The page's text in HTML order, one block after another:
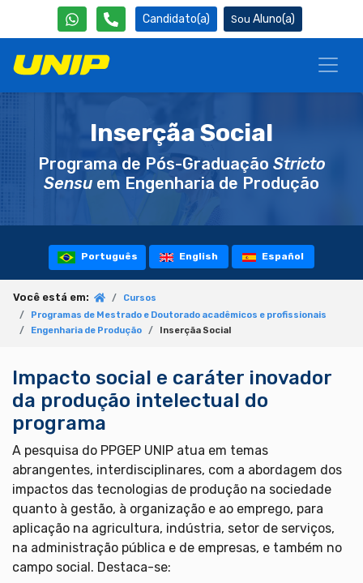
Candidato(a) Aluno(a)
Inserçãa Social
Programa de Pós-Graduação Stricto
Sensu em Engenharia de Produção
Português English Español
Você está em:
Cursos
Programas de Mestrado e Doutorado acadêmicos e profissionais
Engenharia de Produção
Inserçãa Social
Impacto social e caráter inovador
da produção intelectual do
programa
A pesquisa do PPGEP UNIP atua em temas
abrangentes, interdisciplinares, com a abordagem dos
impactos das tecnologias de produção na sociedade
quanto à gestão, à organização e ao emprego, para
aplicação na agricultura, indústria, setor de serviços,
na administração pública e de empresas, e também no
campo social. Destaca-se: